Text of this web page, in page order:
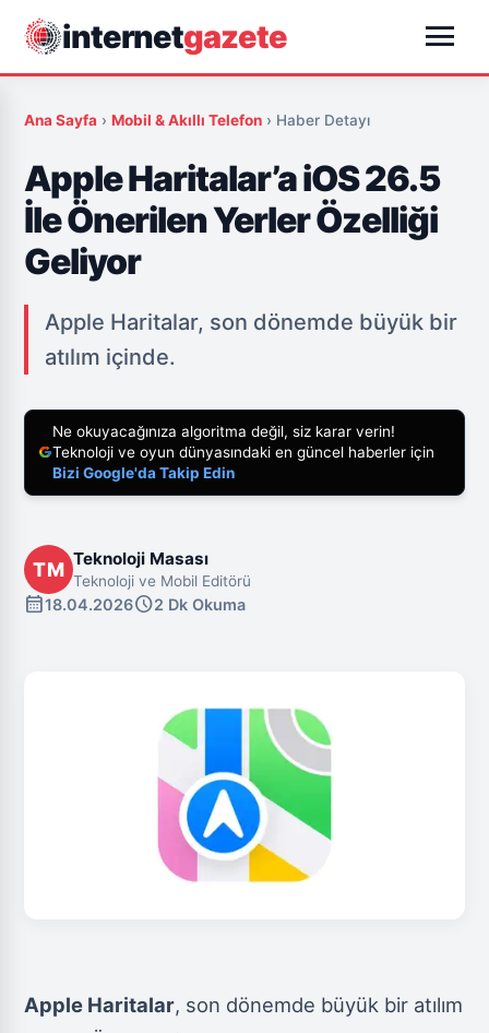
internetgazete menu
Ana Sayfa ›Mobil & Akıllı Telefon › Haber Detayı
Apple Haritalar’a iOS 26.5
İle Önerilen Yerler Özelliği
Geliyor
Apple Haritalar, son dönemde büyük bir
atılım içinde.
Ne okuyacağınıza algoritma değil, siz karar verin!
Teknoloji ve oyun dünyasındaki en güncel haberler için
Bizi Google'da Takip Edin
TM Teknoloji Masası
Teknoloji ve Mobil Editörü
calendar_month18.04.2026schedule2 Dk Okuma
Apple Haritalar, son dönemde büyük bir atılım